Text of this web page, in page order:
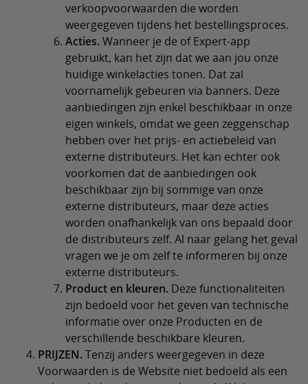
verkoopvoorwaarden die worden
weergegeven tijdens het bestellingsproces.
Acties.Wanneer je de of Expert-app
gebruikt, kan het zijn dat we aan jou onze
huidige winkelacties tonen. Dat zal
voornamelijk gebeuren via banners. Deze
aanbiedingen zijn enkel beschikbaar in onze
eigen winkels, omdat we geen zeggenschap
hebben over het prijs- en actiebeleid van
externe distributeurs. Het kan echter ook
voorkomen dat de aanbiedingen ook
beschikbaar zijn bij sommige van onze
externe distributeurs, maar deze acties
worden onafhankelijk van ons bepaald door
de distributeurs zelf. Al naar gelang het geval
vragen we je om zelf te informeren bij onze
externe distributeurs.
Product en kleuren. Deze functionaliteiten
zijn bedoeld voor het geven van technische
informatie over onze Producten en de
verschillende beschikbare kleuren.
PRIJZEN.Tenzij anders weergegeven in deze
Voorwaarden is de Website niet bedoeld als een